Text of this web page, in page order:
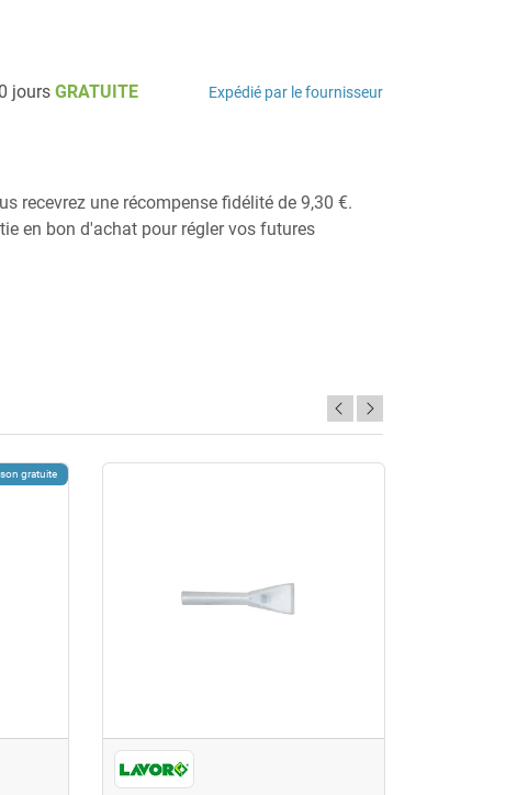
jours GRATUITE Expédié par le fournisseur
recevrez une récompense fidélité de 9,30 €.
en bon d'achat pour régler vos futures
gratuite